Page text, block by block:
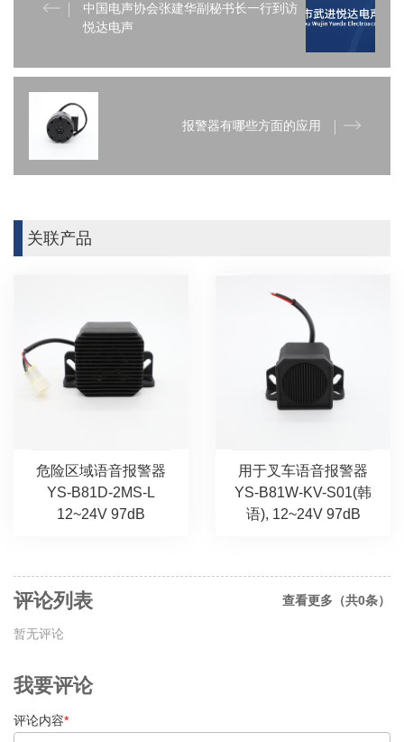
中国电声协会张建华副秘书长一行到访
悦达电声
报警器有哪些方面的应用
关联产品
危险区域语音报警器
YS-B81D-2MS-L
12~24V 97dB
用于叉车语音报警器
YS-B81W-KV-S01(韩
语), 12~24V 97dB
查看更多（共0条）
评论列表
暂无评论
我要评论
评论内容*